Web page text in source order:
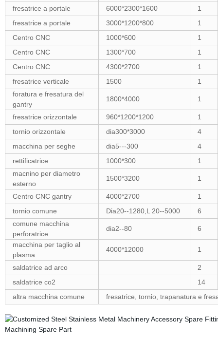
fresatrice a portale 6000*2300*1600
1
fresatrice a portale
3000*1200*800
1
Centro CNC
1000*600
1
Centro CNC
1300*700
1
Centro CNC
4300*2700
1
fresatrice verticale
1500
1
foratura e fresatura del
gantry
1800*4000 1
fresatrice orizzontale 960*1200*1200
1
tornio orizzontale
dia300*3000
4
macchina per seghe
dia5---300
4
rettificatrice
1000*300
1
macnino per diametro
esterno
1500*3200 1
Centro CNC gantry 4000*2700
1
tornio comune
Dia20--1280,L 20--5000
6
comune macchina
perforatrice
dia2--80 6
macchina per taglio al
plasma
4000*12000 1
saldatrice ad arco
2
saldatrice co2
14
altra macchina comune
fresatrice, tornio, trapanatura e